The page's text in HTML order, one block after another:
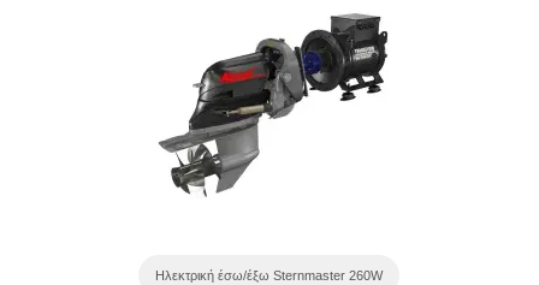
Ηλεκτρική έσω/έξω Sternmaster 260W